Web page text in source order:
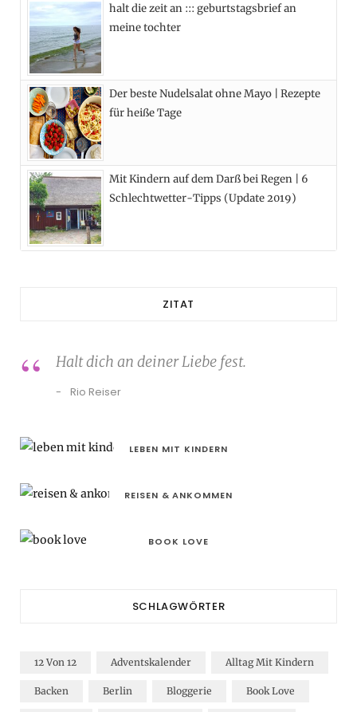
halt die zeit an ::: geburtstagsbrief an
meine tochter
Der beste Nudelsalat ohne Mayo | Rezepte
für heiße Tage
Mit Kindern auf dem Darß bei Regen | 6
Schlechtwetter-Tipps (Update 2019)
ZITAT
Halt dich an deiner Liebe fest.
Rio Reiser
LEBEN MIT KINDERN
REISEN & ANKOMMEN
BOOK LOVE
SCHLAGWÖRTER
12 Von 12 Adventskalender Alltag Mit Kindern
Backen Berlin Bloggerie Book Love